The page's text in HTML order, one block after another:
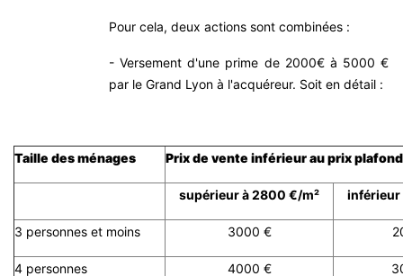
Pour cela, deux actions sont combinées :
- Versement d'une prime de 2000€ à 5000 €
par le Grand Lyon à l'acquéreur. Soit en détail :
Taille des ménages Prix de vente inférieur au prix
supérieur à 2800 €/m² inférieur
3 personnes et moins 3000 €
4 personnes 4000 €